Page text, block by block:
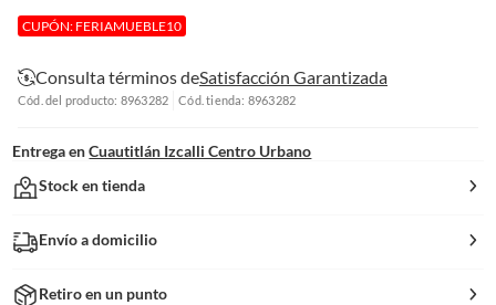
CUPÓN: FERIAMUEBLE10
Consulta términos deSatisfacción Garantizada
Cód. del producto: 8963282 Cód. tienda: 8963282
Entrega en Cuautitlán Izcalli Centro Urbano
Stock en tienda
Envío a domicilio
Retiro en un punto